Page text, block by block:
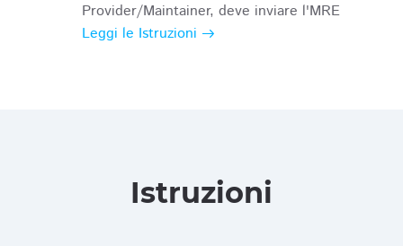
Provider/Maintainer, deve inviare l'MRE
Leggi le Istruzioni
Istruzioni